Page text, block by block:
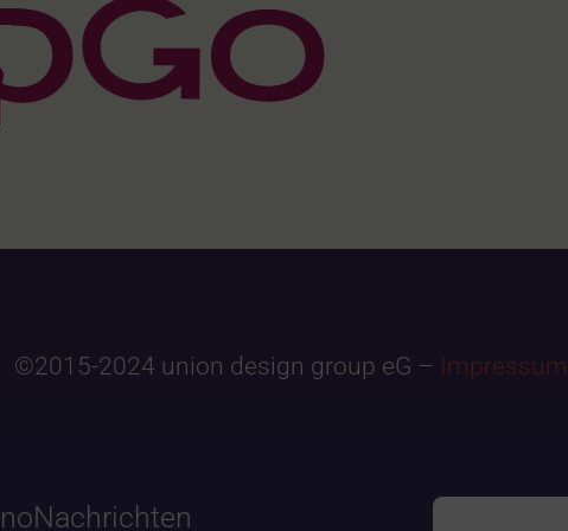
©2015-2024 union design group eG – Impressum